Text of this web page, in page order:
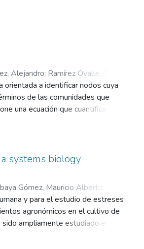
Alejandro; Ramírez Ovalle, Carlos
a identificar nodos cuya
de las comunidades que
una ecuación que cuantifica la
vecinos. Esta formulación
systems biology
Gómez, Mauricio Alberto
y para el estudio de estreses
agronómicos en el cultivo de
ampliamente estudiado en
incluye diferentes aspectos como